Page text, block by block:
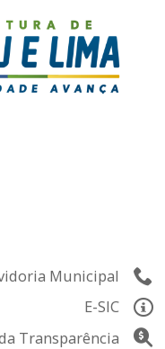
Municipal
E-SIC
Transparência